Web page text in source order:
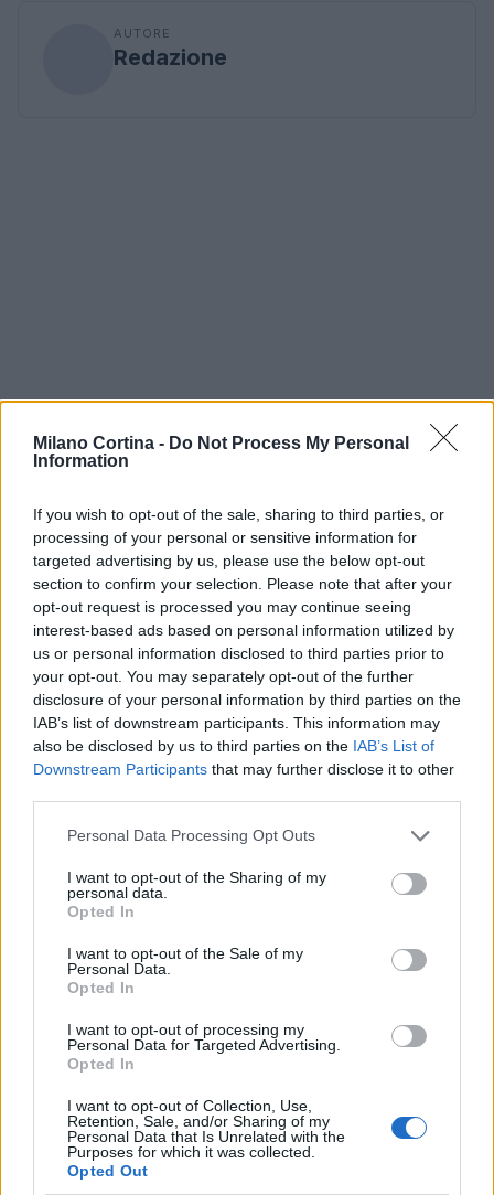
Milano Cortina - Do Not Process My Personal
Information
If you wish to opt-out of the sale, sharing to third parties, or
processing of your personal or sensitive information for
targeted advertising by us, please use the below opt-out
section to confirm your selection. Please note that after your
opt-out request is processed you may continue seeing
interest-based ads based on personal information utilized by
us or personal information disclosed to third parties prior to
your opt-out. You may separately opt-out of the further
disclosure of your personal information by third parties on the
IAB’s list of downstream participants. This information may
also be disclosed by us to third parties on the IAB’s List of
Downstream Participants that may further disclose it to other
Please note that this website/app uses one or more Google
not limited to your visit or usage behaviour. You may click to
grant or deny consent to Google and its third-party tags to
use your data for below specified purposes in below Google
consent section.
Personal Data Processing Opt Outs
I want to opt-out of the Sharing of my
personal data.
Opted In
I want to opt-out of the Sale of my
Personal Data.
Opted In
I want to opt-out of processing my
Personal Data for Targeted Advertising.
Opted In
I want to opt-out of Collection, Use,
Retention, Sale, and/or Sharing of my
Personal Data that Is Unrelated with the
Purposes for which it was collected.
Opted Out
AUTORE
Redazione
Continua a leggere
MILANOCORTINA26 (I LUOGHI)
Dove la montagna incontra il cinema: i vincitori del
Marco Tessari · 6 Ago 2026